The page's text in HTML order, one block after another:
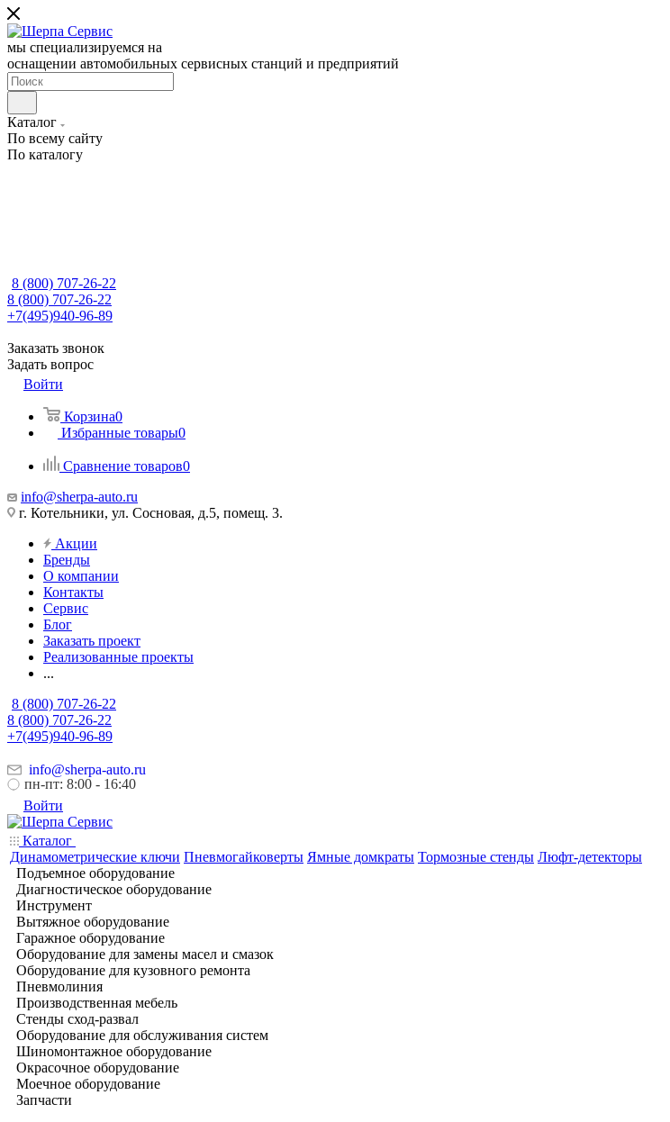
мы специализируемся на
оснащении автомобильных сервисных станций и предприятий
Каталог
По всему сайту
По каталогу
8 (800) 707-26-22
8 (800) 707-26-22
+7(495)940-96-89
Заказать звонок
Задать вопрос
Войти
Корзина0
Избранные товары0
Сравнение товаров0
info@sherpa-auto.ru
г. Котельники, ул. Сосновая, д.5, помещ. 3.
Акции
Бренды
О компании
Контакты
Сервис
Блог
Заказать проект
Реализованные проекты
...
8 (800) 707-26-22
8 (800) 707-26-22
+7(495)940-96-89
info@sherpa-auto.ru
пн-пт: 8:00 - 16:40
Войти
Каталог
Динамометрические ключи Пневмогайковерты Ямные домкраты Тормозные стенды Люфт-детекторы
Подъемное оборудование
Диагностическое оборудование
Инструмент
Вытяжное оборудование
Гаражное оборудование
Оборудование для замены масел и смазок
Оборудование для кузовного ремонта
Пневмолиния
Производственная мебель
Стенды сход-развал
Оборудование для обслуживания систем
Шиномонтажное оборудование
Окрасочное оборудование
Моечное оборудование
Запчасти